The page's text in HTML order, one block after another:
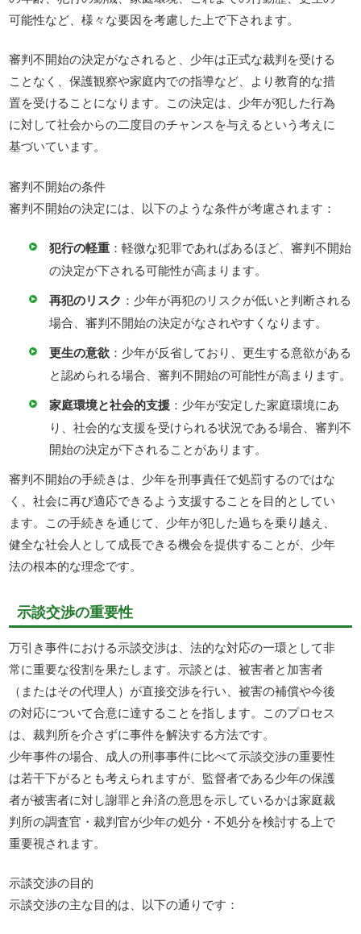
可能性など、様々な要因を考慮した上で下されます。
審判不開始の決定がなされると、少年は正式な裁判を受ける
ことなく、保護観察や家庭内での指導など、より教育的な措
置を受けることになります。この決定は、少年が犯した行為
に対して社会からの二度目のチャンスを与えるという考えに
基づいています。
審判不開始の条件
審判不開始の決定には、以下のような条件が考慮されます：
犯行の軽重 ：軽微な犯罪であればあるほど、審判不開始
の決定が下される可能性が高まります。
再犯のリスク ：少年が再犯のリスクが低いと判断される
場合、審判不開始の決定がなされやすくなります。
更生の意欲 ：少年が反省しており、更生する意欲がある
と認められる場合、審判不開始の可能性が高まります。
家庭環境と社会的支援 ：少年が安定した家庭環境にあ
り、社会的な支援を受けられる状況である場合、審判不
開始の決定が下されることがあります。
審判不開始の手続きは、少年を刑事責任で処罰するのではな
く、社会に再び適応できるよう支援することを目的としてい
ます。この手続きを通じて、少年が犯した過ちを乗り越え、
健全な社会人として成長できる機会を提供することが、少年
法の根本的な理念です。
示談交渉の重要性
万引き事件における示談交渉は、法的な対応の一環として非
常に重要な役割を果たします。示談とは、被害者と加害者
（またはその代理人）が直接交渉を行い、被害の補償や今後
の対応について合意に達することを指します。このプロセス
は、裁判所を介さずに事件を解決する方法です。
少年事件の場合、成人の刑事事件に比べて示談交渉の重要性
は若干下がるとも考えられますが、監督者である少年の保護
者が被害者に対し謝罪と弁済の意思を示しているかは家庭裁
判所の調査官・裁判官が少年の処分・不処分を検討する上で
重要視されます。
示談交渉の目的
示談交渉の主な目的は、以下の通りです：